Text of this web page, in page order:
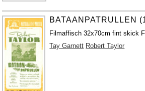
BATAANPATRULLEN
Filmaffisch 32x70cm fint skick
Tay Garnett Robert Taylor